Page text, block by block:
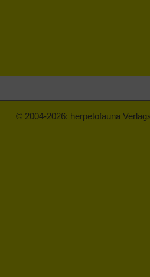
© 2004-2026: herpetofauna